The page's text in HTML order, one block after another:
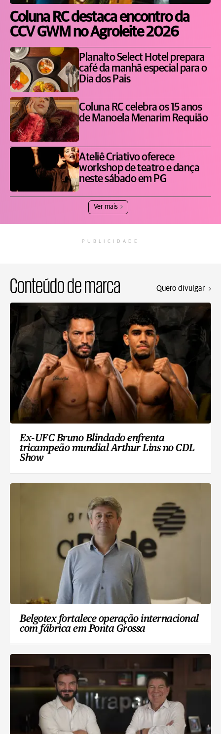
Coluna RC destaca encontro da
CCV GWM no Agroleite 2026
Planalto Select Hotel prepara
café da manhã especial para o
Dia dos Pais
Coluna RC celebra os 15 anos
de Manoela Menarim Requião
Ateliê Criativo oferece
workshop de teatro e dança
neste sábado em PG
Ver mais
PUBLICIDADE
Conteúdo de marca Quero divulgar
Ex-UFC Bruno Blindado enfrenta
tricampeão mundial Arthur Lins no CDL
Show
Belgotex fortalece operação internacional
com fábrica em Ponta Grossa